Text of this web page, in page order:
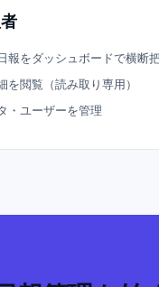
報をダッシュボードで横断
を閲覧（読み取り専用）
・ユーザーを管理